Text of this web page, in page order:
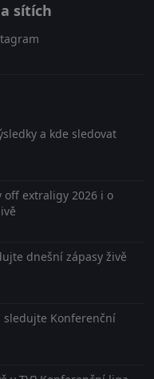
sítích
a kde sledovat
off extraligy 2026 i o
dnešní zápasy živě
sledujte Konferenční